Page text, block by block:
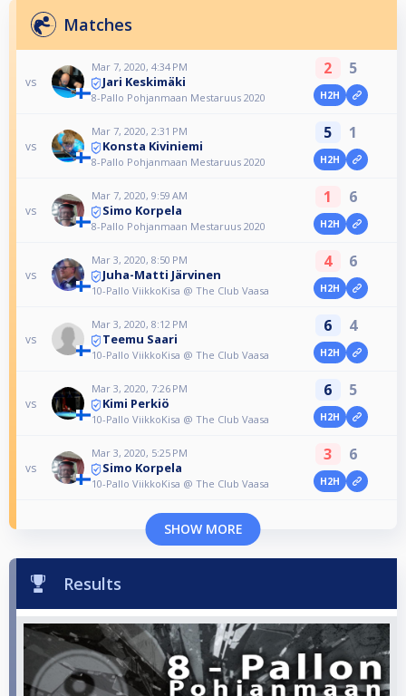
Matches
vs
Mar 7, 2020, 4:34 PM
Jari Keskimäki
8-Pallo Pohjanmaan Mestaruus 2020
2 5
H2H
vs
Mar 7, 2020, 2:31 PM
Konsta Kiviniemi
8-Pallo Pohjanmaan Mestaruus 2020
5 1
H2H
vs
Mar 7, 2020, 9:59 AM
Simo Korpela
8-Pallo Pohjanmaan Mestaruus 2020
1 6
H2H
vs
Mar 3, 2020, 8:50 PM
Juha-Matti Järvinen
10-Pallo ViikkoKisa @ The Club Vaasa
4 6
H2H
vs
Mar 3, 2020, 8:12 PM
Teemu Saari
10-Pallo ViikkoKisa @ The Club Vaasa
6 4
H2H
vs
Mar 3, 2020, 7:26 PM
Kimi Perkiö
10-Pallo ViikkoKisa @ The Club Vaasa
6 5
H2H
vs
Mar 3, 2020, 5:25 PM
Simo Korpela
10-Pallo ViikkoKisa @ The Club Vaasa
3 6
H2H
SHOW MORE
Results